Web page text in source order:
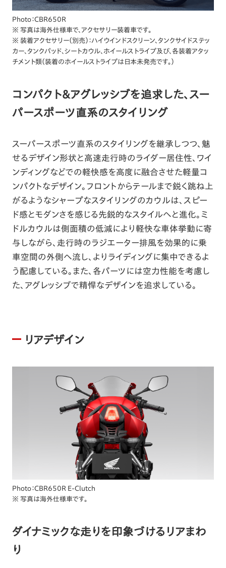
Photo：CBR650R
※ 写真は海外仕様車で、アクセサリー装着車です。
※ 装着アクセサリー（別売）：ハイウインドスクリーン、タンクサイドステッ
カー、タンクパッド、シートカウル、ホイールストライプ及び、各装着アタッ
チメント類（装着のホイールストライプは日本未発売です。）
コンパクト＆アグレッシブを追求した、スー
パースポーツ直系のスタイリング
スーパースポーツ直系のスタイリングを継承しつつ、魅
せるデザイン形状と高速走行時のライダー居住性、ワイ
ンディングなどでの軽快感を高度に融合させた軽量コ
ンパクトなデザイン。フロントからテールまで鋭く跳ね上
がるようなシャープなスタイリングのカウルは、スピー
ド感とモダンさを感じる先鋭的なスタイルへと進化。ミ
ドルカウルは側面積の低減により軽快な車体挙動に寄
与しながら、走行時のラジエーター排風を効果的に乗
車空間の外側へ流し、よりライディングに集中できるよ
う配慮している。また、各パーツには空力性能を考慮し
た、アグレッシブで精悍なデザインを追求している。
リアデザイン
Photo：CBR650R E-Clutch
※ 写真は海外仕様車です。
ダイナミックな走りを印象づけるリアまわ
り